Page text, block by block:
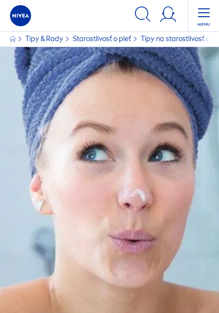
Tipy & Rady Starostlivosť o pleť Tipy na starostlivosť o